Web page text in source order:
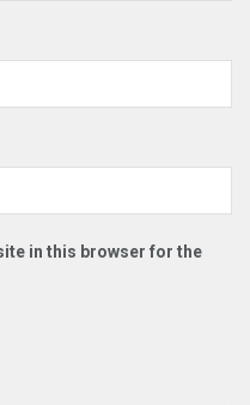
in this browser for the